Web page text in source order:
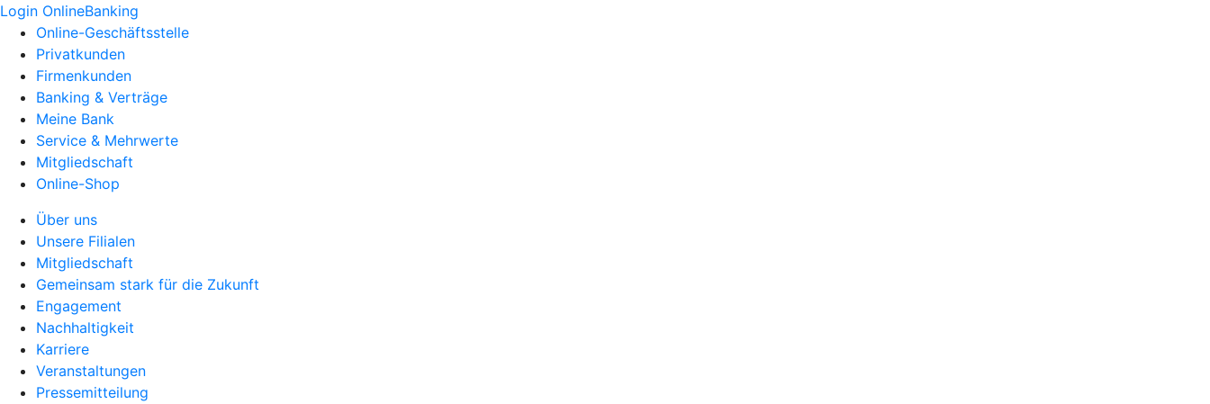
Login OnlineBanking
Online-Geschäftsstelle
Privatkunden
Firmenkunden
Banking & Verträge
Meine Bank
Service & Mehrwerte
Mitgliedschaft
Online-Shop
Über uns
Unsere Filialen
Mitgliedschaft
Gemeinsam stark für die Zukunft
Engagement
Nachhaltigkeit
Karriere
Veranstaltungen
Pressemitteilung